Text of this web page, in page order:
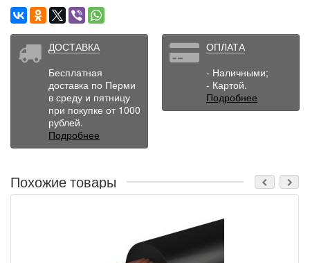
ДОСТАВКА
Бесплатная
доставка по Перми
в среду и пятницу
при покупке от 1000
рублей.
Подробнее
ОПЛАТА
- Наличными;
- Картой.
Подробнее
Похожие товары